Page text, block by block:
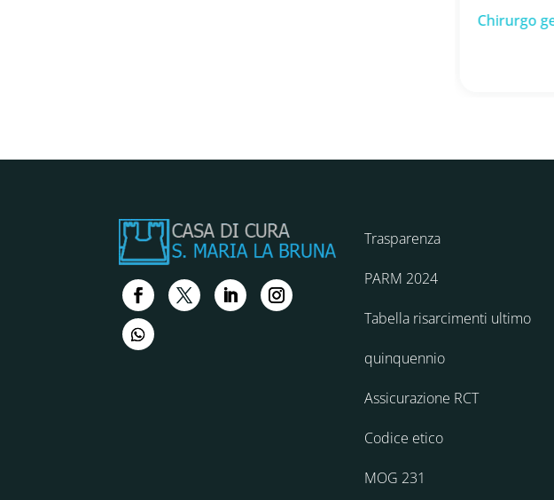
Chirurgo
Trasparenza
PARM 2024
Tabella risarcimenti ultimo
quinquennio
Assicurazione RCT
Codice etico
MOG 231